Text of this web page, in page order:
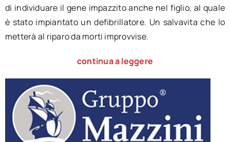
di individuare il gene impazzito anche nel figlio, al quale
è stato impiantato un defibrillatore. Un salvavita che lo
metterà al riparo da morti improvvise.
continua a leggere